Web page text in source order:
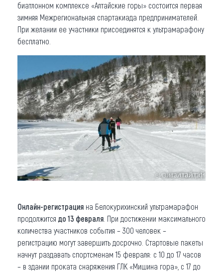
биатлонном комплексе «Алтайские горы» состоится первая
зимняя Межрегиональная спартакиада предпринимателей.
При желании ее участники присоединятся к ультрамарафону
бесплатно.
Онлайн-регистрация на Белокурихинский ультрамарафон
продолжится до 13 февраля . При достижении максимального
количества участников события – 300 человек –
регистрацию могут завершить досрочно. Стартовые пакеты
начнут раздавать спортсменам 15 февраля: с 10 до 17 часов
– в здании проката снаряжения ГЛК «Мишина гора», с 17 до